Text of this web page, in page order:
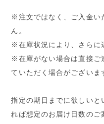
※注文ではなく、ご入金い
ん。
※在庫状況により、さらに
※在庫がない場合は直接ご
ていただく場合がございま
指定の期日までに欲しいと
れば想定のお届け日数のご